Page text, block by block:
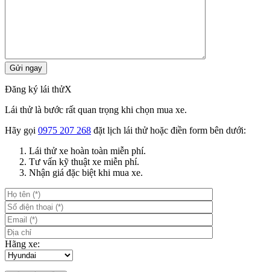
Đăng ký lái thửX
Lái thử là bước rất quan trọng khi chọn mua xe.
Hãy gọi 0975 207 268 đặt lịch lái thử hoặc điền form bên dưới:
Lái thử xe hoàn toàn miễn phí.
Tư vấn kỹ thuật xe miễn phí.
Nhận giá đặc biệt khi mua xe.
Hãng xe: